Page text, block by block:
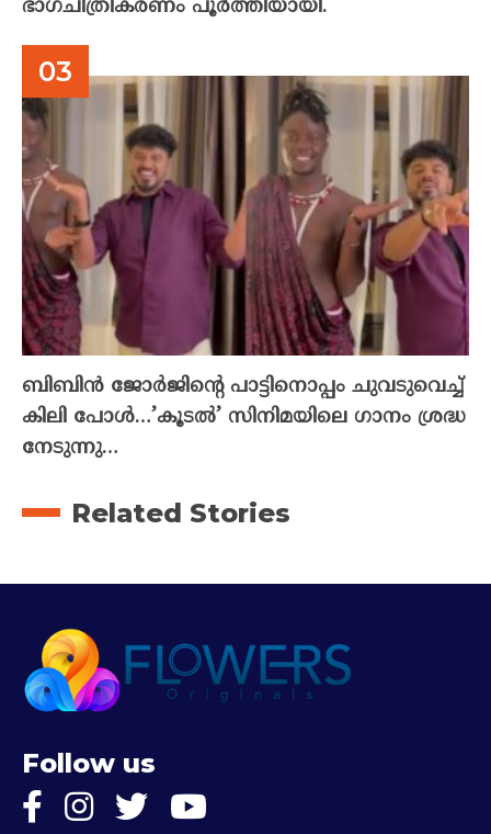
ഭാഗചിത്രീകരണം പൂർത്തിയായി.
ബിബിൻ ജോർജിന്റെ പാട്ടിനൊപ്പം ചുവടുവെച്ച്
കിലി പോൾ…’കൂടൽ’ സിനിമയിലെ ഗാനം ശ്രദ്ധ
നേടുന്നു…
Related Stories
Follow us